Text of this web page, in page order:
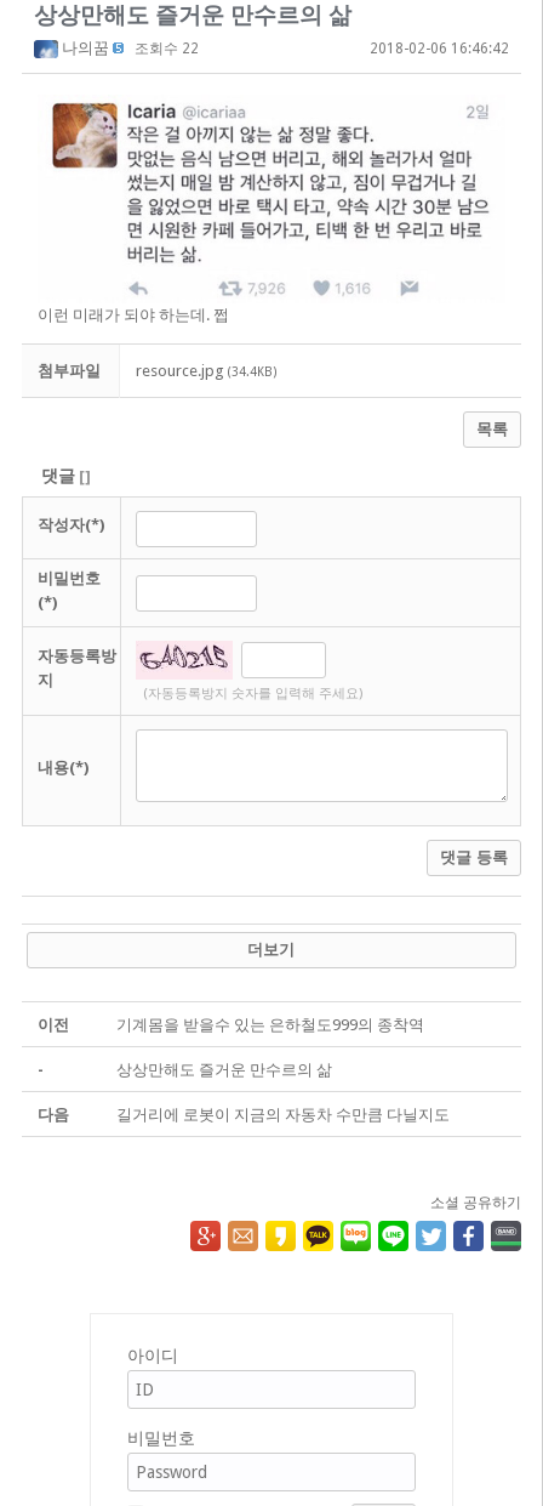
상상만해도 즐거운 만수르의 삶
나의꿈 조회수 22 2018-02-06 16:46:42
이런 미래가 되야 하는데. 쩝
첨부파일 resource.jpg (34.4KB)
목록
댓글[]
작성자(*)
비밀번호
(*)
자동등록방
지
(자동등록방지 숫자를 입력해 주세요)
내용(*)
댓글 등록
더보기
이전 기계몸을 받을수 있는 은하철도999의 종착역
- 상상만해도 즐거운 만수르의 삶
다음 길거리에 로봇이 지금의 자동차 수만큼 다닐지도
소셜 공유하기
아이디
비밀번호